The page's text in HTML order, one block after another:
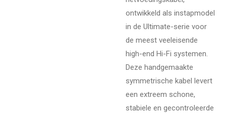
ontwikkeld als instapmodel
in de Ultimate-serie voor
de meest veeleisende
high-end Hi-Fi systemen.
Deze handgemaakte
symmetrische kabel levert
een extreem schone,
stabiele en gecontroleerde